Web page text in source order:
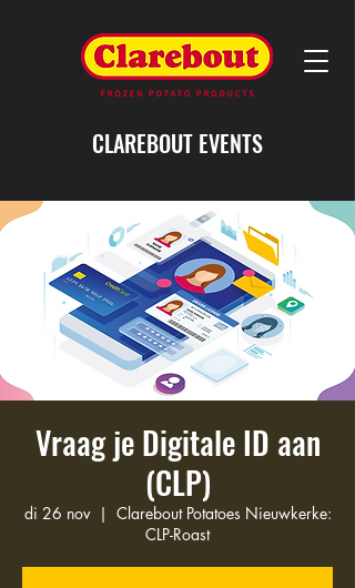
CLAREBOUT EVENTS
Vraag je Digitale ID aan
(CLP)
di 26 nov
  |
Clarebout Potatoes Nieuwkerke:
CLP-Roast